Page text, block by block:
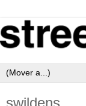
swildens